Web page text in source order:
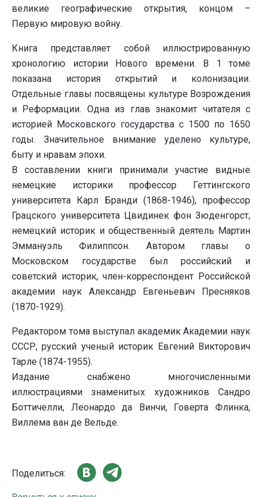
великие географические открытия, концом –
Первую мировую войну.
Книга представляет собой иллюстрированную
хронологию истории Нового времени. В 1 томе
показана история открытий и колонизации.
Отдельные главы посвящены культуре Возрождения
и Реформации. Одна из глав знакомит читателя с
историей Московского государства с 1500 по 1650
годы. Значительное внимание уделено культуре,
быту и нравам эпохи.
В составлении книги принимали участие видные
немецкие историки профессор Геттингского
университета Карл Бранди (1868-1946), профессор
Грацского университета Цвидинек фон Зюденгорст,
немецкий историк и общественный деятель Мартин
Эммануэль Филиппсон. Автором главы о
Московском государстве был российский и
советский историк, член-корреспондент Российской
академии наук Александр Евгеньевич Пресняков
(1870-1929).
Редактором тома выступал академик Академии наук
СССР, русский ученый историк Евгений Викторович
Тарле (1874-1955).
Издание снабжено многочисленными
иллюстрациями знаменитых художников Сандро
Боттичелли, Леонардо да Винчи, Говерта Флинка,
Виллема ван де Вельде.
Поделиться: